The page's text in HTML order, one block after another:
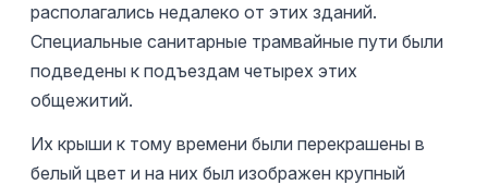
располагались недалеко от этих зданий.
Специальные санитарные трамвайные пути были
подведены к подъездам четырех этих
общежитий.
Их крыши к тому времени были перекрашены в
белый цвет и на них был изображен крупный